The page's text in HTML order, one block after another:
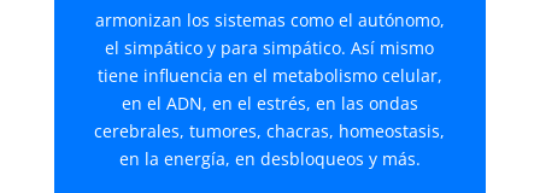
armonizan los sistemas como el autónomo,
el simpático y para simpático. Así mismo
tiene influencia en el metabolismo celular,
en el ADN, en el estrés, en las ondas
cerebrales, tumores, chacras, homeostasis,
en la energía, en desbloqueos y más.